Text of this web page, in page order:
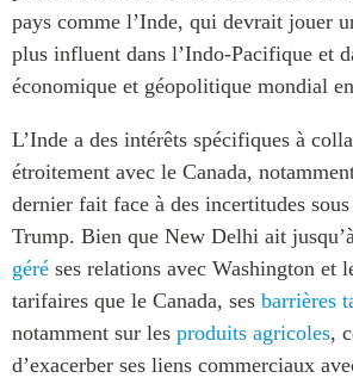
pays comme l’Inde, qui devrait jouer
plus influent dans l’Indo-Pacifique et
économique et géopolitique mondial
L’Inde a des intérêts spécifiques à
étroitement avec le Canada,
dernier fait face à des incertitudes
Trump. Bien que New Delhi ait
géré ses relations avec Washington et
tarifaires que le Canada, ses barrières
notamment sur les produits agricoles,
d’exacerber ses liens commerciaux